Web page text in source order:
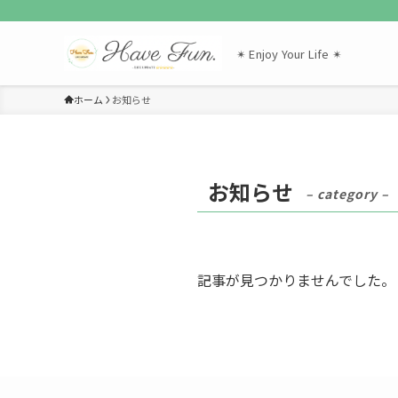
✴︎ Enjoy Your Life ✴︎
ホーム お知らせ
お知らせ – category –
記事が見つかりませんでした。